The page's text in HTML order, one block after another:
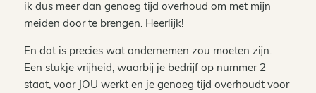
ik dus meer dan genoeg tijd overhoud om met mijn
meiden door te brengen. Heerlijk!
En dat is precies wat ondernemen zou moeten zijn.
Een stukje vrijheid, waarbij je bedrijf op nummer 2
staat, voor JOU werkt en je genoeg tijd overhoudt voor